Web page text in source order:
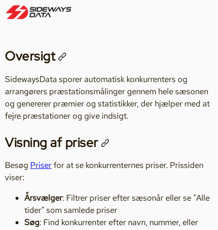
Oversigt
SidewaysData sporer automatisk konkurrenters og
arrangørers præstationsmålinger gennem hele sæsonen
og genererer præmier og statistikker, der hjælper med at
fejre præstationer og give indsigt.
Visning af priser
Besøg Priserfor at se konkurrenternes priser. Prissiden
viser:
Årsvælger: Filtrer priser efter sæsonår eller se "Alle
tider" som samlede priser
Søg: Find konkurrenter efter navn, nummer, eller